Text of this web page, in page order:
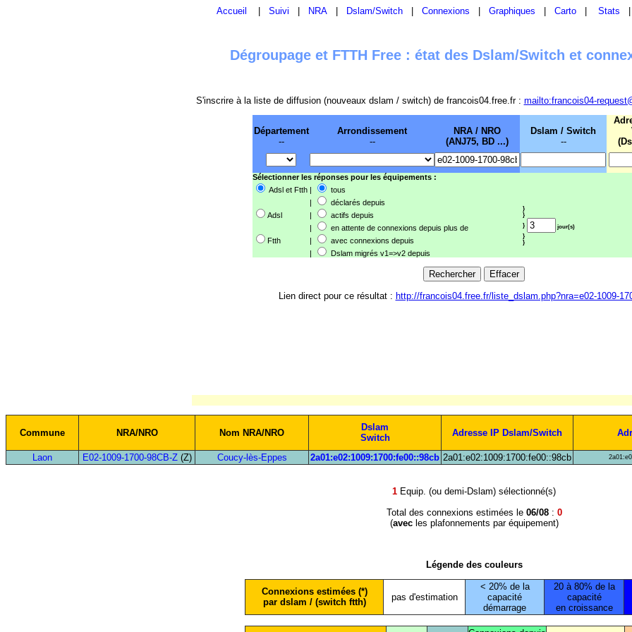
Accueil Suivi NRA Dslam/Switch Connexions Graphiques Carto Stats
Dégroupage et FTTH Free : état des Dslam/Switch et
S'inscrire à la liste de diffusion (nouveaux dslam / switch) de francois04.free.fr : mailto:francois04-
Département
--
Arrondissement
--
NRA / NRO
(ANJ75, BD ...)
Dslam / Switch
--
Sélectionner les réponses pour les équipements :
Adsl et Ftth |
tous
|
déclarés depuis
}
}
}
jour(s)
}
}
Adsl |
actifs depuis
|
en attente de connexions depuis plus de
Ftth
|
avec connexions depuis
|
Dslam migrés v1=>v2 depuis
Lien direct pour ce résultat : http://francois04.free.fr/liste_dslam.php?nra=e02-1009-
Commune NRA/NRO Nom NRA/NRO
Dslam
Switch
Adresse IP Dslam/Switch
Laon
E02-1009-1700-98CB-Z(Z) Coucy-lès-Eppes 2a01:e02:1009:1700:fe00::98cb 2a01:e02:1009:1700:fe00::98cb
1 Equip. (ou demi-Dslam) sélectionné(s)
Total des connexions estimées le 06/08: 0
(avecles plafonnements par équipement)
Légende des couleurs
Connexions estimées (*)
par dslam / (switch ftth)
pas d'estimation
< 20% de la
capacité
démarrage
20 à 80% de la
capacité
en croissance